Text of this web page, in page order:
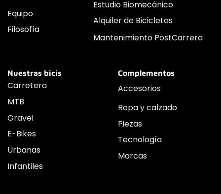
Equipo
Filosofía
Estudio Biomecánico
Alquiler de Bicicletas
Mantenimiento PostCarrera
Nuestras bicis
Carretera
MTB
Gravel
E-Bikes
Urbanas
Infantiles
Complementos
Accesorios
Ropa y calzado
Piezas
Tecnología
Marcas